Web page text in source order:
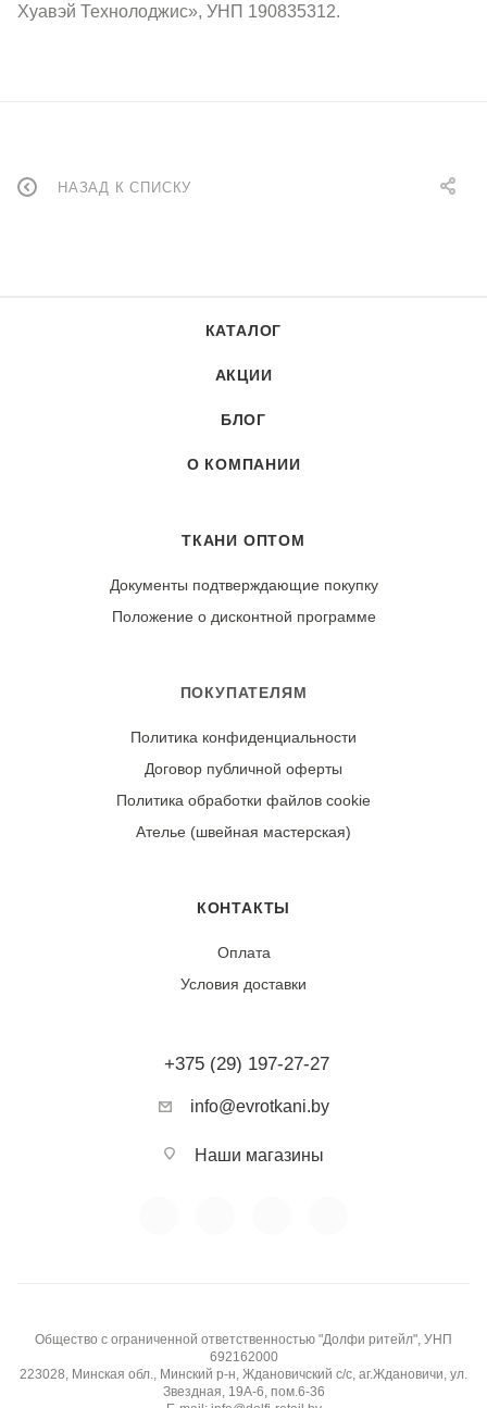
Хуавэй Технолоджис», УНП 190835312.
НАЗАД К СПИСКУ
КАТАЛОГ
АКЦИИ
БЛОГ
О КОМПАНИИ
ТКАНИ ОПТОМ
Документы подтверждающие покупку
Положение о дисконтной программе
ПОКУПАТЕЛЯМ
Политика конфиденциальности
Договор публичной оферты
Политика обработки файлов cookie
Ателье (швейная мастерская)
КОНТАКТЫ
Оплата
Условия доставки
+375 (29) 197-27-27
info@evrotkani.by
Наши магазины
Общество с ограниченной ответственностью "Долфи ритейл", УНП
692162000
223028, Минская обл., Минский р-н, Ждановичский с/с, аг.Ждановичи, ул.
Звездная, 19А-6, пом.6-36